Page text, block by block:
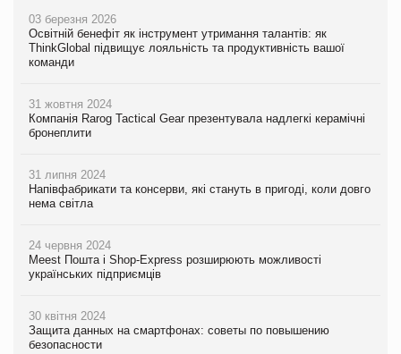
03 березня 2026
Освітній бенефіт як інструмент утримання талантів: як
ThinkGlobal підвищує лояльність та продуктивність вашої
команди
31 жовтня 2024
Компанія Rarog Tactical Gear презентувала надлегкі керамічні
бронеплити
31 липня 2024
Напівфабрикати та консерви, які стануть в пригоді, коли довго
нема світла
24 червня 2024
Meest Пошта і Shop-Express розширюють можливості
українських підприємців
30 квітня 2024
Защита данных на смартфонах: советы по повышению
безопасности